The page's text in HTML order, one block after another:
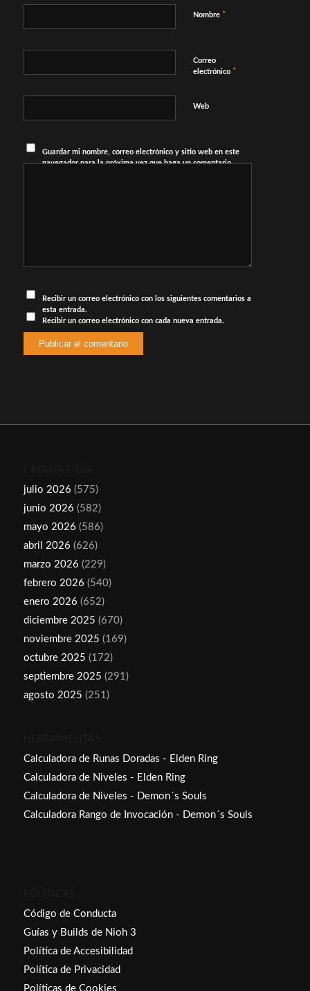
Nombre *
Correo
electrónico *
Web
Guardar mi nombre, correo electrónico y sitio web en este
navegador para la próxima vez que haga un comentario.
Recibir un correo electrónico con los siguientes comentarios a
esta entrada.
Recibir un correo electrónico con cada nueva entrada.
CRONOLOGÍA
julio 2026 (575)
junio 2026 (582)
mayo 2026 (586)
abril 2026 (626)
marzo 2026 (229)
febrero 2026 (540)
enero 2026 (652)
diciembre 2025 (670)
noviembre 2025 (169)
octubre 2025 (172)
septiembre 2025 (291)
agosto 2025 (251)
HERRAMIENTAS
Calculadora de Runas Doradas - Elden Ring
Calculadora de Niveles - Elden Ring
Calculadora de Niveles - Demon´s Souls
Calculadora Rango de Invocación - Demon´s Souls
POLÍTICAS
Código de Conducta
Guías y Builds de Nioh 3
Política de Accesibilidad
Política de Privacidad
Políticas de Cookies